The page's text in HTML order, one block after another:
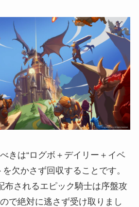
きは“ログボ＋デイリー＋イベ
欠かさず回収することです。
布されるエピック騎士は序盤攻
で絶対に逃さず受け取りまし